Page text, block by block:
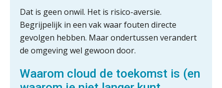
Dat is geen onwil. Het is risico-aversie.
Begrijpelijk in een vak waar fouten directe
gevolgen hebben. Maar ondertussen verandert
de omgeving wel gewoon door.
Waarom cloud de toekomst is (en
Woord & Daad: “Van wildgroei naar
een structuur die iedereen begrijpt”